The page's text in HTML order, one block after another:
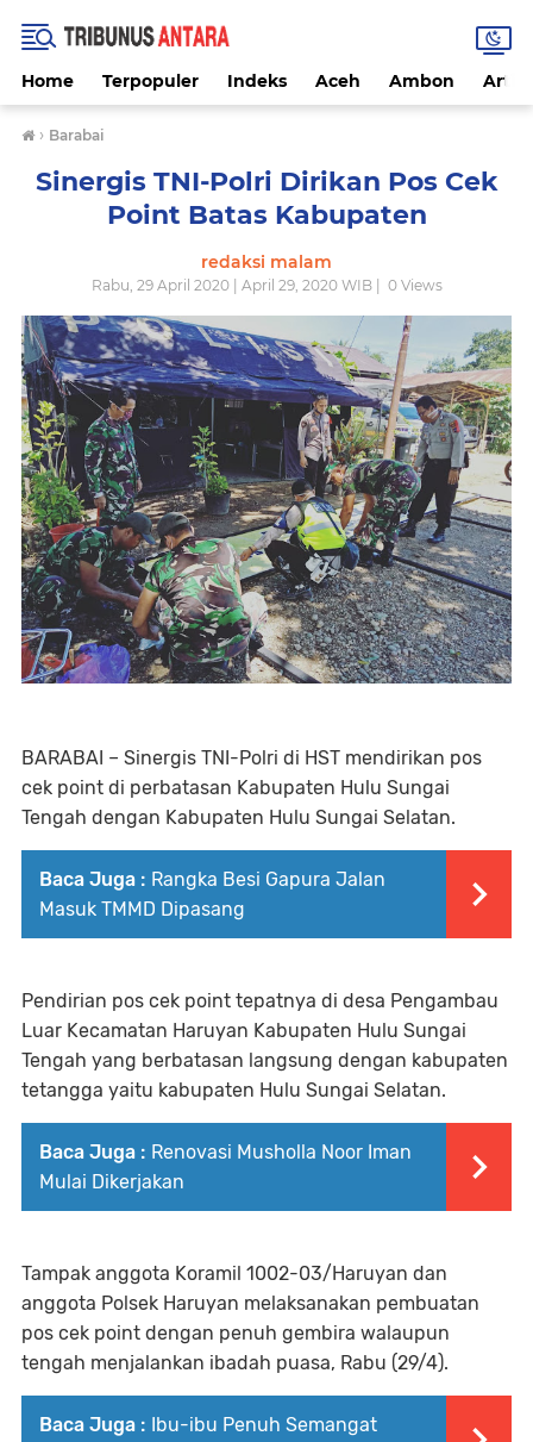
Home Terpopuler Indeks Aceh Ambon
› Barabai
Sinergis TNI-Polri Dirikan Pos Cek
Point Batas Kabupaten
redaksi malam
Rabu, 29 April 2020 | April 29, 2020 WIB | 0Views
BARABAI – Sinergis TNI-Polri di HST mendirikan pos
cek point di perbatasan Kabupaten Hulu Sungai
Tengah dengan Kabupaten Hulu Sungai Selatan.
Baca Juga : Rangka Besi Gapura Jalan
Masuk TMMD Dipasang
Pendirian pos cek point tepatnya di desa Pengambau
Luar Kecamatan Haruyan Kabupaten Hulu Sungai
Tengah yang berbatasan langsung dengan kabupaten
tetangga yaitu kabupaten Hulu Sungai Selatan.
Baca Juga : Renovasi Musholla Noor Iman
Mulai Dikerjakan
Tampak anggota Koramil 1002-03/Haruyan dan
anggota Polsek Haruyan melaksanakan pembuatan
pos cek point dengan penuh gembira walaupun
tengah menjalankan ibadah puasa, Rabu (29/4).
Baca Juga : Ibu-ibu Penuh Semangat